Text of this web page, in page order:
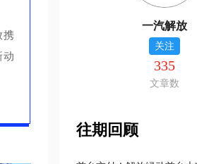
携
动
一汽解放
关注
335
文章数
往期回顾